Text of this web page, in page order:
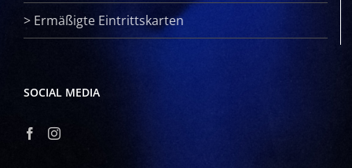
> Ermäßigte Eintrittskarten
SOCIAL MEDIA